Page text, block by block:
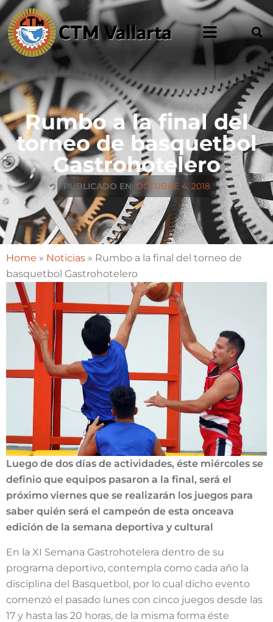
Rumbo a la final del
torneo de basquetbol
Gastrohotelero
PUBLICADO EN: OCTUBRE 4, 2018
Home » Noticias » Rumbo a la final del torneo de
basquetbol Gastrohotelero
Luego de dos días de actividades, éste miércoles se
definio que equipos pasaron a la final, será el
próximo viernes que se realizarán los juegos para
saber quién será el campeón de esta onceava
edición de la semana deportiva y cultural
En la XI Semana Gastrohotelera dentro de su
programa deportivo, contempla como cada año la
disciplina del Basquetbol, por lo cual dicho evento
comenzó el pasado lunes con cinco juegos desde las
17 y hasta las 20 horas, de la misma forma éste